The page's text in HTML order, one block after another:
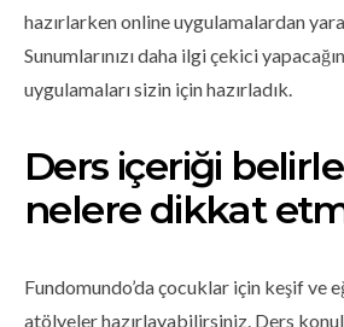
hazırlarken online uygulamalardan
Sunumlarınızı daha ilgi çekici
uygulamaları sizin için hazırladık.
Ders içeriği
nelere dikkat
Fundomundo’da çocuklar için keşif ve
atölyeler hazırlayabilirsiniz. Ders